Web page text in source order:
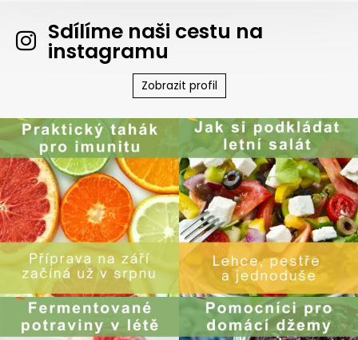
Sdílíme naši cestu na
instagramu
Zobrazit profil